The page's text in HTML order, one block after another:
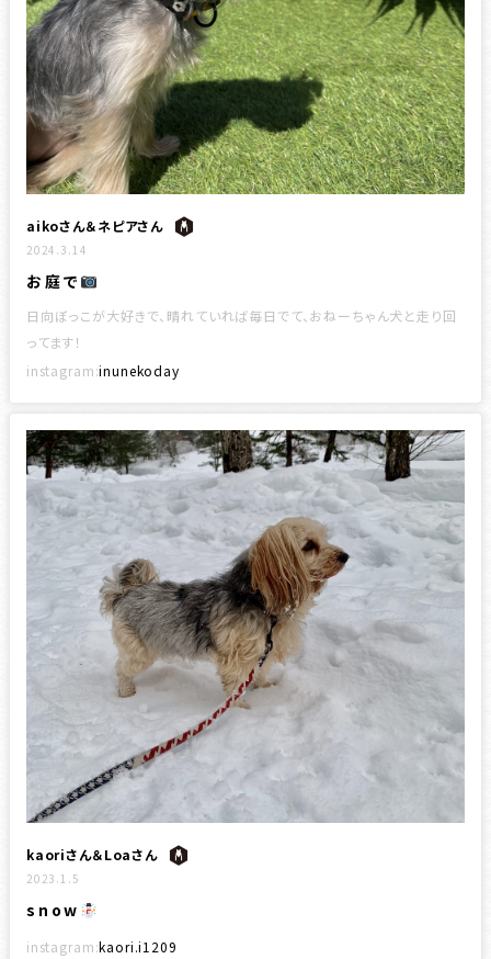
aikoさん＆ネピアさん
2024.3.14
お庭で
日向ぼっこが大好きで、晴れていれば毎日でて、おねーちゃん犬と走り回
ってます！
instagram:inunekoday
kaoriさん＆Loaさん
2023.1.5
snow
instagram:kaori.i1209